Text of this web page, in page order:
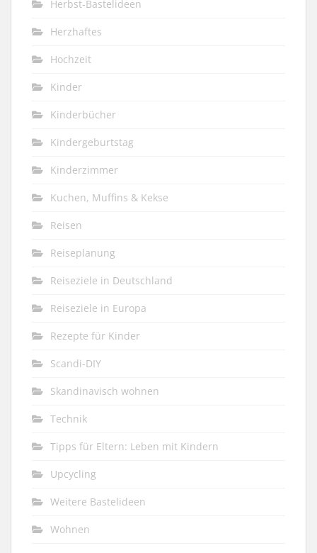
Herbst-Bastelideen
Herzhaftes
Hochzeit
Kinder
Kinderbücher
Kindergeburtstag
Kinderzimmer
Kuchen, Muffins & Kekse
Reisen
Reiseplanung
Reiseziele in Deutschland
Reiseziele in Europa
Rezepte für Kinder
Scandi-DIY
Skandinavisch wohnen
Technik
Tipps für Eltern: Leben mit Kindern
Upcycling
Weitere Bastelideen
Wohnen